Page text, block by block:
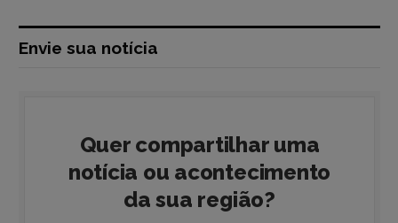
Envie sua notícia
Quer compartilhar uma
notícia ou acontecimento
da sua região?